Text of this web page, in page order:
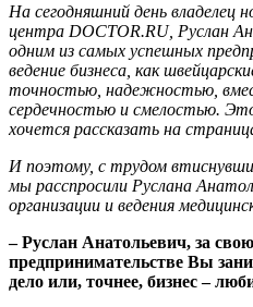
На сегодняшний день владелец
центра DOCTOR.RU, Руслан
одним из самых успешных
ведение бизнеса, как
точностью, надежностью,
сердечностью и смелостью.
хочется рассказать на
И поэтому, с трудом
мы расспросили Руслана
организации и ведения
– Руслан Анатольевич, за
предпринимательстве Вы
дело или, точнее, бизнес –